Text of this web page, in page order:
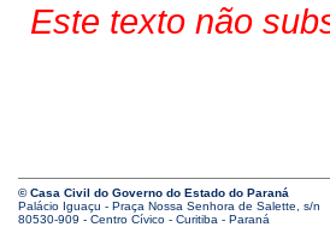
Este texto não
© Casa Civil do Governo do Estado do Paraná
Palácio Iguaçu - Praça Nossa Senhora de Salette, s/n
80530-909 - Centro Cívico - Curitiba - Paraná